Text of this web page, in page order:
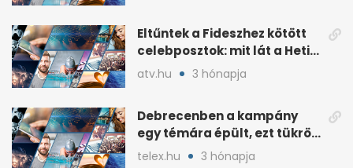
Eltűntek a Fideszhez kötött
celebposztok: mit lát a Heti
Napló?
atv.hu 3 hónapja
Debrecenben a kampány
egy témára épült, ezt tükrözi
az eredmény
telex.hu 3 hónapja